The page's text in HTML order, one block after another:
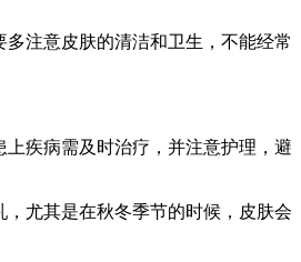
注意皮肤的清洁和卫生，不能经常
疾病需及时治疗，并注意护理，避
尤其是在秋冬季节的时候，皮肤会